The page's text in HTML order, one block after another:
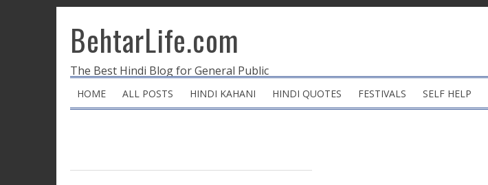
BehtarLife.com
The Best Hindi Blog for General Public
HOME ALL POSTS HINDI KAHANI HINDI QUOTES FESTIVALS SELF HELP